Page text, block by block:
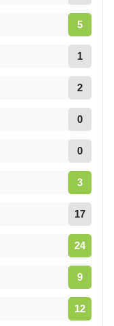
5
1
2
0
0
3
17
24
9
12